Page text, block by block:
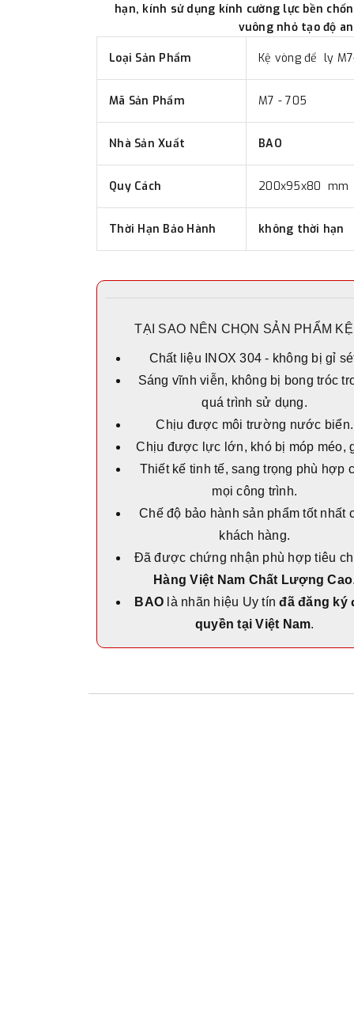
hạn, kính sử dụng kính cường lực bền
vuông nhỏ tạo độ
Loại Sản Phẩm Kệ vòng để ly
Mã Sản Phẩm M7 - 705
Nhà Sản Xuất BAO
Quy Cách 200x95x80 mm
Thời Hạn Bảo Hành không thời hạn
TẠI SAO NÊN CHỌN SẢN PHẨM
Chất liệu INOX 304 - không bị gỉ
Sáng vĩnh viễn, không bị bong tróc
quá trình sử dụng.
Chịu được môi trường nước biển.
Chịu được lực lớn, khó bị móp méo,
Thiết kế tinh tế, sang trọng phù hợp
mọi công trình.
Chế độ bảo hành sản phẩm tốt nhất
khách hàng.
Đã được chứng nhận phù hợp tiêu
Hàng Việt Nam Chất Lượng Cao
BAO là nhãn hiệu Uy tínđã đăng ký
quyền tại Việt Nam.